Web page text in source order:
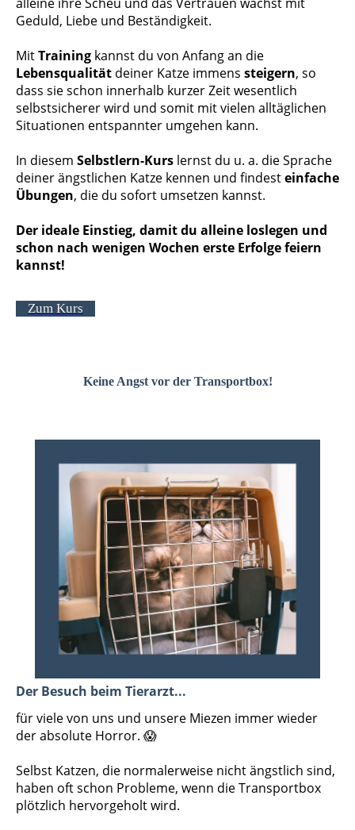
alleine ihre Scheu und das Vertrauen wächst mit
Geduld, Liebe und Beständigkeit.
MitTraining kannst du von Anfang an die
Lebensqualität deiner Katze immens steigern, so
dass sie schon innerhalb kurzer Zeit wesentlich
selbstsicherer wird und somit mit vielen alltäglichen
Situationen entspannter umgehen kann.
In diesem Selbstlern-Kurs lernst du u. a. die Sprache
deiner ängstlichen Katze kennen und findesteinfache
Übungen, die du sofort umsetzen kannst.
Der ideale Einstieg, damit du alleine loslegen und
schon nach wenigen Wochen erste Erfolge feiern
kannst!
Zum Kurs
Keine Angst vor der Transportbox!
Der Besuch beim Tierarzt...
für viele von uns und unsere Miezen immer wieder
der absolute Horror. 😱
Selbst Katzen, die normalerweise nicht ängstlich sind,
haben oft schon Probleme, wenn die Transportbox
plötzlich hervorgeholt wird.